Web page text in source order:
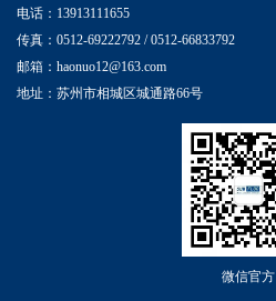
电话：13913111655
传真：0512-69222792 / 0512-66833792
邮箱：haonuo12@163.com
地址：苏州市相城区城通路66号
微信官方